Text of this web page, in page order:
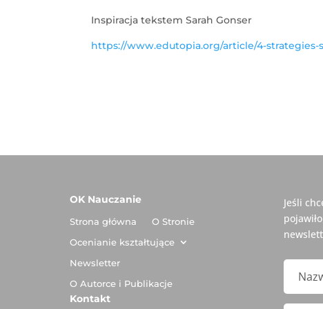
Inspiracja tekstem Sarah Gonser
https://www.edutopia.org/article/4-
OK Nauczanie
Strona główna
O Stronie
Ocenianie kształtujące
Newsletter
O Autorce i Publikacje
Kontakt
Jeśli